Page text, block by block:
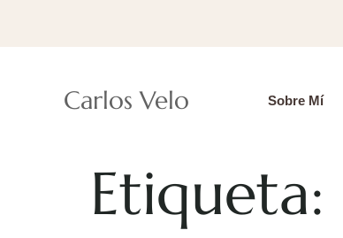
Carlos Velo Sobre Mí
Etiqueta: